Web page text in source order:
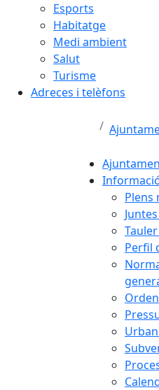
Esports
Habitatge
Medi ambient
Salut
Turisme
Adreces i telèfons
Plens
Perfil